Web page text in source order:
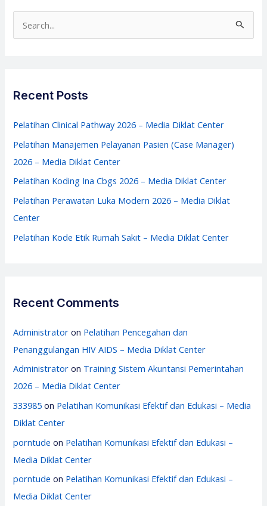
Media
e
f
o
r
Recent Posts
Pelatihan Clinical Pathway 2026 – Media Diklat Center
Pelatihan Manajemen Pelayanan Pasien (Case Manager)
2026 – Media Diklat Center
Pelatihan Koding Ina Cbgs 2026 – Media Diklat Center
Pelatihan Perawatan Luka Modern 2026 – Media Diklat
Center
Pelatihan Kode Etik Rumah Sakit – Media Diklat Center
Recent Comments
Administrator on Pelatihan Pencegahan dan
Penanggulangan HIV AIDS – Media Diklat Center
Administrator on Training Sistem Akuntansi Pemerintahan
2026 – Media Diklat Center
333985 on Pelatihan Komunikasi Efektif dan Edukasi – Media
Diklat Center
porntude on Pelatihan Komunikasi Efektif dan Edukasi –
Media Diklat Center
porntude on Pelatihan Komunikasi Efektif dan Edukasi –
Media Diklat Center